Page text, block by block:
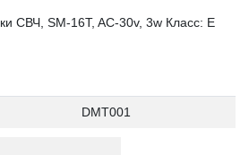
СВЧ, SM-16T, AC-30v, 3w Класс: E
DMT001